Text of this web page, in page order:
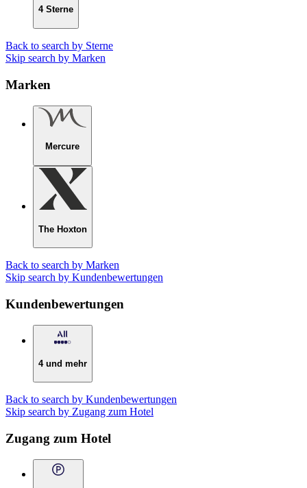
4 Sterne
Back to search by Sterne
Skip search by Marken
Marken
Mercure
The Hoxton
Back to search by Marken
Skip search by Kundenbewertungen
Kundenbewertungen
4 und mehr
Back to search by Kundenbewertungen
Skip search by Zugang zum Hotel
Zugang zum Hotel